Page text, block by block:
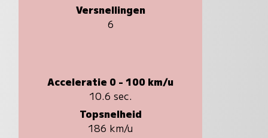
Versnellingen
6
Acceleratie 0 - 100 km/u
10.6 sec.
Topsnelheid
186 km/u